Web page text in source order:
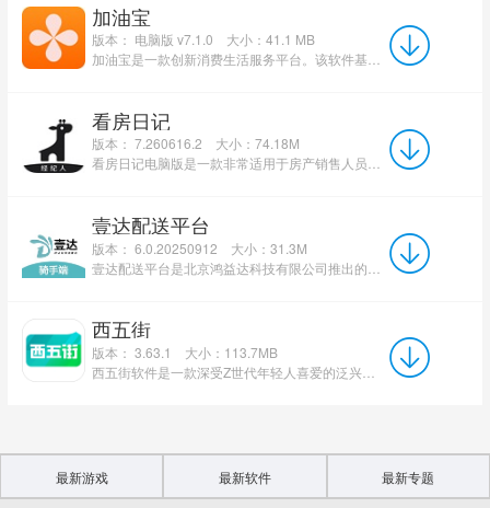
加油宝
版本： 电脑版 v7.1.0
大小：41.1 MB
看房日记
版本： 7.260616.2
大小：74.18M
壹达配送平台
版本： 6.0.20250912
大小：31.3M
西五街
版本： 3.63.1
大小：113.7MB
西五街软件是一款深受Z世代年轻人喜爱的泛兴趣社区应用，由北京五街科技有限公司打造，专注美妆测评与兴趣社...
最新游戏 最新软件 最新专题